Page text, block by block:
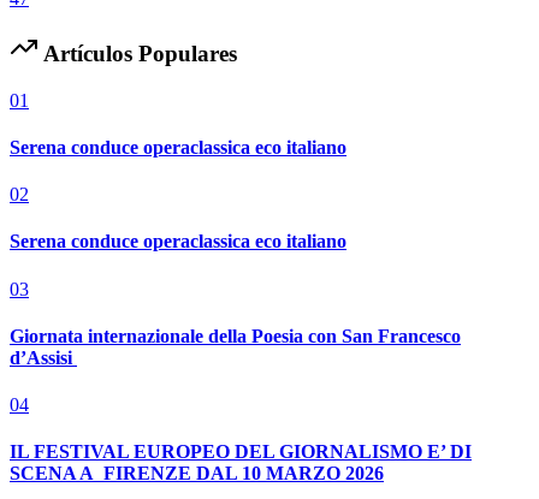
Artículos Populares
01
Serena conduce operaclassica eco italiano
02
Serena conduce operaclassica eco italiano
03
Giornata internazionale della Poesia con San Francesco
d’Assisi
04
IL FESTIVAL EUROPEO DEL GIORNALISMO E’ DI
SCENA A FIRENZE DAL 10 MARZO 2026